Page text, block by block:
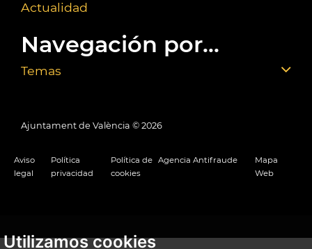
Utilizamos cookies
Actualidad
Navegación por...
Temas
Ajuntament de València © 2026
Aviso
legal
Política
privacidad
Política de
cookies
Agencia Antifraude
Mapa
Web